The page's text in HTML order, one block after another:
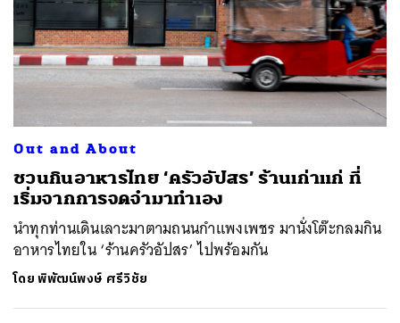
Out and About
ชวนกินอาหารไทย ‘ครัวอัปสร’ ร้านเก่าแก่ ที่
เริ่มจากการจดจำมาทำเอง
นำทุกท่านเดินเลาะมาตามถนนกำแพงเพชร มานั่งโต๊ะกลมกิน
อาหารไทยใน ‘ร้านครัวอัปสร’ ไปพร้อมกัน
โดยพิพัฒน์พงษ์ ศรีวิชัย